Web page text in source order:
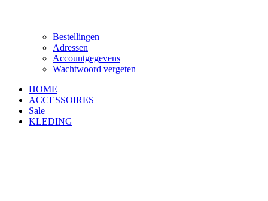
Bestellingen
Adressen
Accountgegevens
Wachtwoord vergeten
HOME
ACCESSOIRES
Sale
KLEDING